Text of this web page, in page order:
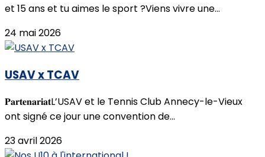
et 15 ans et tu aimes le sport ?Viens vivre une...
24 mai 2026
USAV x TCAV
𝐏𝐚𝐫𝐭𝐞𝐧𝐚𝐫𝐢𝐚𝐭L’USAV et le Tennis Club Annecy-le-Vieux
ont signé ce jour une convention de...
23 avril 2026